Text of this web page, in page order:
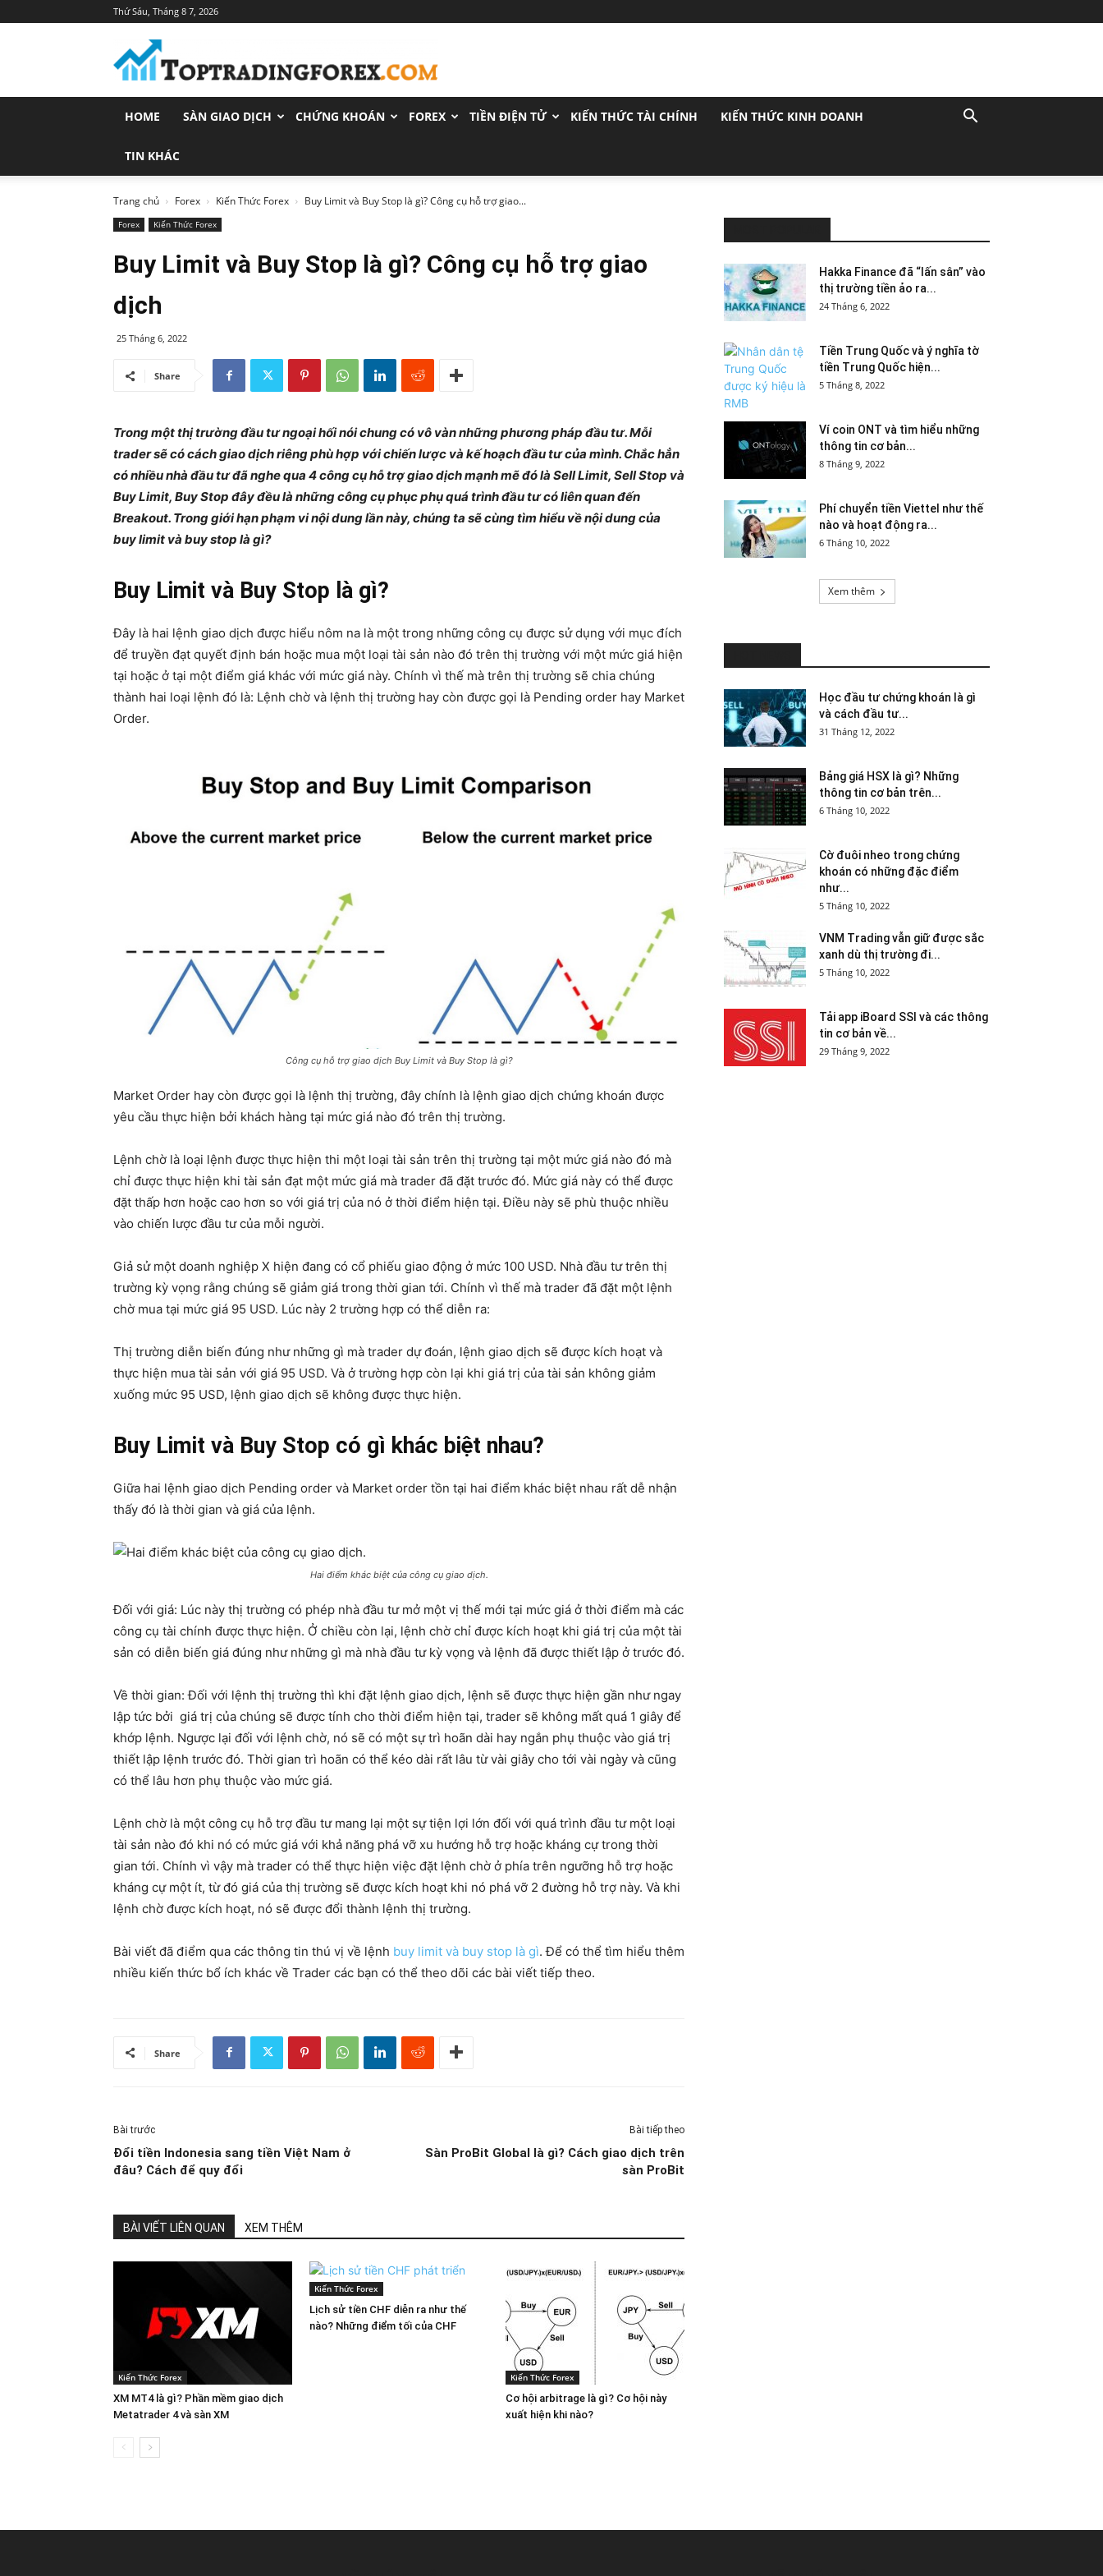
Thứ Sáu, Tháng 8 7, 2026
Trang
Tin
Tức
Đầu
HOME SÀN GIAO DỊCH CHỨNG KHOÁN FOREX TIỀN ĐIỆN TỬ KIẾN THỨC TÀI CHÍNH KIẾN THỨC KINH DOANH
TIN KHÁC
Trang chủ Forex Kiến Thức Forex Buy Limit và Buy Stop là gì? Công cụ hỗ trợ giao...
Forex Kiến Thức Forex
Buy Limit và Buy Stop là gì? Công cụ hỗ trợ giao
dịch
25 Tháng 6, 2022
Share
Trong một thị trường đầu tư ngoại hối nói chung có vô vàn những phương pháp đầu tư. Mỗi
trader sẽ có cách giao dịch riêng phù hợp với chiến lược và kế hoạch đầu tư của mình. Chắc hẳn
có nhiều nhà đầu tư đã nghe qua 4 công cụ hỗ trợ giao dịch mạnh mẽ đó là Sell Limit, Sell Stop và
Buy Limit, Buy Stop đây đều là những công cụ phục phụ quá trình đầu tư có liên quan đến
Breakout. Trong giới hạn phạm vi nội dung lần này, chúng ta sẽ cùng tìm hiểu về nội dung của
buy limit và buy stop là gì?
Buy Limit và Buy Stop là gì?
Đây là hai lệnh giao dịch được hiểu nôm na là một trong những công cụ được sử dụng với mục đích
để truyền đạt quyết định bán hoặc mua một loại tài sản nào đó trên thị trường với một mức giá hiện
tại hoặc ở tại một điểm giá khác với mức giá này. Chính vì thế mà trên thị trường sẽ chia chúng
thành hai loại lệnh đó là: Lệnh chờ và lệnh thị trường hay còn được gọi là Pending order hay Market
Order.
Công cụ hỗ trợ giao dịch Buy Limit và Buy Stop là gì?
Market Order hay còn được gọi là lệnh thị trường, đây chính là lệnh giao dịch chứng khoán được
yêu cầu thực hiện bởi khách hàng tại mức giá nào đó trên thị trường.
Lệnh chờ là loại lệnh được thực hiện thi một loại tài sản trên thị trường tại một mức giá nào đó mà
chỉ được thực hiện khi tài sản đạt một mức giá mà trader đã đặt trước đó. Mức giá này có thể được
đặt thấp hơn hoặc cao hơn so với giá trị của nó ở thời điểm hiện tại. Điều này sẽ phù thuộc nhiều
vào chiến lược đầu tư của mỗi người.
Giả sử một doanh nghiệp X hiện đang có cổ phiếu giao động ở mức 100 USD. Nhà đầu tư trên thị
trường kỳ vọng rằng chúng sẽ giảm giá trong thời gian tới. Chính vì thế mà trader đã đặt một lệnh
chờ mua tại mức giá 95 USD. Lúc này 2 trường hợp có thể diễn ra:
Thị trường diễn biến đúng như những gì mà trader dự đoán, lệnh giao dịch sẽ được kích hoạt và
thực hiện mua tài sản với giá 95 USD. Và ở trường hợp còn lại khi giá trị của tài sản không giảm
xuống mức 95 USD, lệnh giao dịch sẽ không được thực hiện.
Buy Limit và Buy Stop có gì khác biệt nhau?
Giữa hai lệnh giao dịch Pending order và Market order tồn tại hai điểm khác biệt nhau rất dễ nhận
thấy đó là thời gian và giá của lệnh.
Hai điểm khác biệt của công cụ giao dịch.
Đối với giá: Lúc này thị trường có phép nhà đầu tư mở một vị thế mới tại mức giá ở thời điểm mà các
công cụ tài chính được thực hiện. Ở chiều còn lại, lệnh chờ chỉ được kích hoạt khi giá trị của một tài
sản có diễn biến giá đúng như những gì mà nhà đầu tư kỳ vọng và lệnh đã được thiết lập ở trước đó.
Về thời gian: Đối với lệnh thị trường thì khi đặt lệnh giao dịch, lệnh sẽ được thực hiện gần như ngay
lập tức bởi giá trị của chúng sẽ được tính cho thời điểm hiện tại, trader sẽ không mất quá 1 giây để
khớp lệnh. Ngược lại đối với lệnh chờ, nó sẽ có một sự trì hoãn dài hay ngắn phụ thuộc vào giá trị
thiết lập lệnh trước đó. Thời gian trì hoãn có thể kéo dài rất lâu từ vài giây cho tới vài ngày và cũng
có thể lâu hơn phụ thuộc vào mức giá.
Lệnh chờ là một công cụ hỗ trợ đầu tư mang lại một sự tiện lợi lớn đối với quá trình đầu tư một loại
tài sản nào đó khi nó có mức giá với khả năng phá vỡ xu hướng hỗ trợ hoặc kháng cự trong thời
gian tới. Chính vì vậy mà trader có thể thực hiện việc đặt lệnh chờ ở phía trên ngưỡng hỗ trợ hoặc
kháng cự một ít, từ đó giá của thị trường sẽ được kích hoạt khi nó phá vỡ 2 đường hỗ trợ này. Và khi
lệnh chờ được kích hoạt, nó sẽ được đổi thành lệnh thị trường.
Bài viết đã điểm qua các thông tin thú vị về lệnh buy limit và buy stop là gì. Để có thể tìm hiểu thêm
nhiều kiến thức bổ ích khác về Trader các bạn có thể theo dõi các bài viết tiếp theo.
Share
Bài trước
Đổi tiền Indonesia sang tiền Việt Nam ở
đâu? Cách để quy đổi
Bài tiếp theo
Sàn ProBit Global là gì? Cách giao dịch trên
sàn ProBit
BÀI VIẾT LIÊN QUAN XEM THÊM
Kiến Thức Forex
XM MT4 là gì? Phần mềm giao dịch
Metatrader 4 và sàn XM
Kiến Thức Forex
Lịch sử tiền CHF diễn ra như thế
nào? Những điểm tối của CHF
Kiến Thức Forex
Cơ hội arbitrage là gì? Cơ hội này
xuất hiện khi nào?
Hakka Finance đã “lấn sân” vào
thị trường tiền ảo ra...
24 Tháng 6, 2022
Tiền Trung Quốc và ý nghĩa tờ
tiền Trung Quốc hiện...
5 Tháng 8, 2022
Ví coin ONT và tìm hiểu những
thông tin cơ bản...
8 Tháng 9, 2022
Phí chuyển tiền Viettel như thế
nào và hoạt động ra...
6 Tháng 10, 2022
Xem thêm
Học đầu tư chứng khoán là gì
và cách đầu tư...
31 Tháng 12, 2022
Bảng giá HSX là gì? Những
thông tin cơ bản trên...
6 Tháng 10, 2022
Cờ đuôi nheo trong chứng
khoán có những đặc điểm
như...
5 Tháng 10, 2022
VNM Trading vẫn giữ được sắc
xanh dù thị trường đi...
5 Tháng 10, 2022
Tải app iBoard SSI và các thông
tin cơ bản về...
29 Tháng 9, 2022